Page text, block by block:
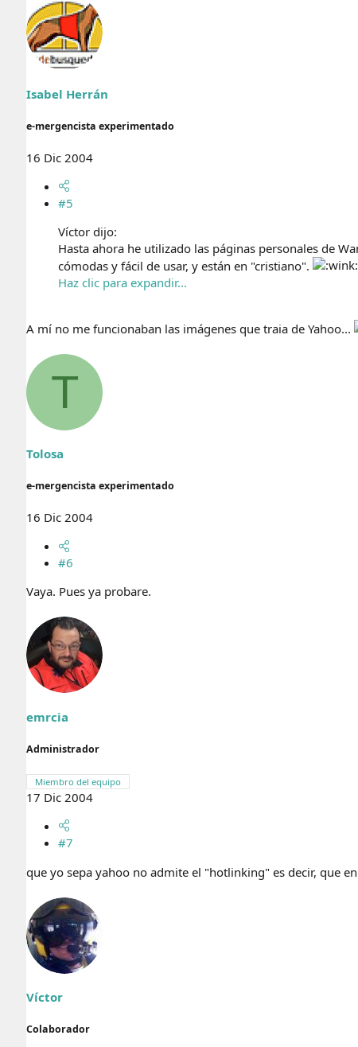
Isabel Herrán
e-mergencista experimentado
16 Dic 2004
#5
Víctor dijo:
Hasta ahora he utilizado las páginas personales de
cómodas y fácil de usar, y están en "cristiano".
Haz clic para expandir...
A mí no me funcionaban las imágenes que traia de Yahoo...
T
Tolosa
e-mergencista experimentado
16 Dic 2004
#6
Vaya. Pues ya probare.
emrcia
Administrador
Miembro del equipo
17 Dic 2004
#7
que yo sepa yahoo no admite el "hotlinking" es decir, que
Víctor
Colaborador